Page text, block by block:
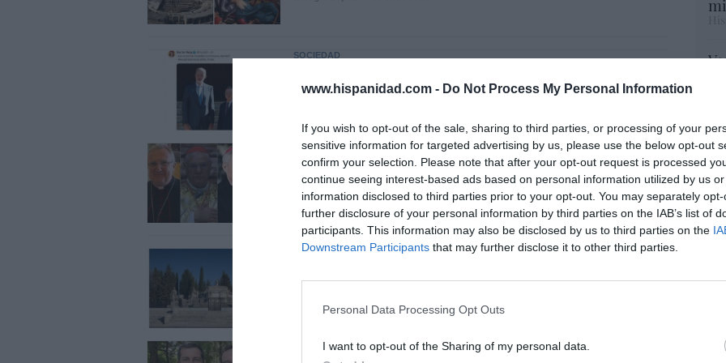
www.hispanidad.com - Do Not Process My Personal Information
If you wish to opt-out of the sale, sharing to third parties, or processing of your
sensitive information for targeted advertising by us, please use the below opt-out
confirm your selection. Please note that after your opt-out request is processed
continue seeing interest-based ads based on personal information utilized by us
information disclosed to third parties prior to your opt-out. You may separately
further disclosure of your personal information by third parties on the IAB’s list of
participants. This information may also be disclosed by us to third parties on the
Downstream Participants that may further disclose it to other third parties.
Personal Data Processing Opt Outs
I want to opt-out of the Sharing of my personal data.
SOCIEDAD
SOCIEDAD
Los cambios del Papa León XIV: lentos pero
acertados
Eulogio López 09/08/26 06:00
LA RESISTENCIA
Cuando los masones intentaron extorsionar al rey
INTERNACIONAL